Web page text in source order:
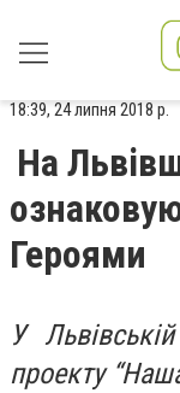
18:39, 24 липня 2018 р.
На
Героями
У
проекту